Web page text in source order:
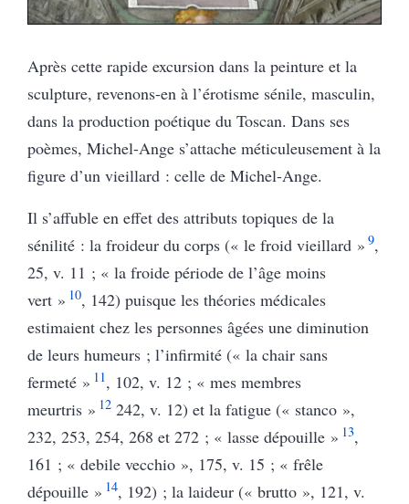
Après cette rapide excursion dans la peinture et la
sculpture, revenons-en à l’érotisme sénile, masculin,
dans la production poétique du Toscan. Dans ses
poèmes, Michel-Ange s’attache méticuleusement à la
figure d’un vieillard : celle de Michel-Ange.
Il s’affuble en effet des attributs topiques de la
sénilité : la froideur du corps (« le froid vieillard » 9,
25, v. 11 ; « la froide période de l’âge moins
vert » 10, 142) puisque les théories médicales
estimaient chez les personnes âgées une diminution
de leurs humeurs ; l’infirmité (« la chair sans
fermeté » 11, 102, v. 12 ; « mes membres
meurtris » 12242, v. 12) et la fatigue (« stanco »,
232, 253, 254, 268 et 272 ; « lasse dépouille » 13,
161 ; « debile vecchio », 175, v. 15 ; « frêle
dépouille » 14, 192) ; la laideur (« brutto », 121, v.